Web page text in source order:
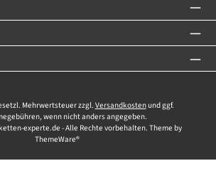
Mehrwertsteuer zzgl. Versandkostenund ggf.
wenn nicht anders angegeben.
experte.de - Alle Rechte vorbehalten. Theme by
ThemeWare®